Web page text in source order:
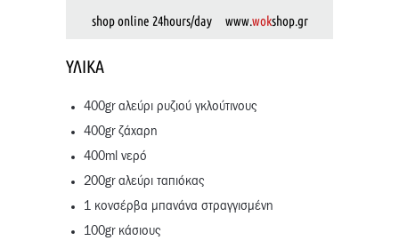
shop online 24hours/day www.wokshop.gr
ΥΛΙΚΆ
400gr αλεύρι ρυζιού γκλούτινους
400gr ζάχαρη
400ml νερό
200gr αλεύρι ταπιόκας
1 κονσέρβα μπανάνα στραγγισμένη
100gr κάσιους